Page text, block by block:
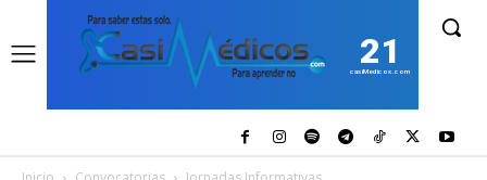
21
casiMedicos.com